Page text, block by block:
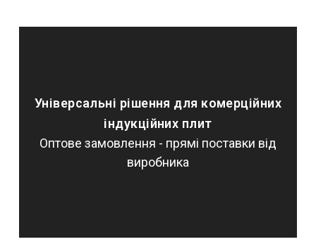
Універсальні рішення для комерційних
індукційних плит
Оптове замовлення - прямі поставки від
виробника